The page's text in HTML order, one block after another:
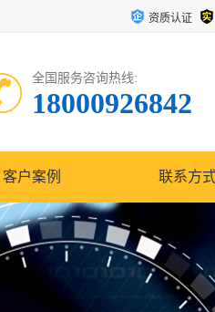
资质认证
全国服务咨询热线:
18000926842
客户案例 联系方